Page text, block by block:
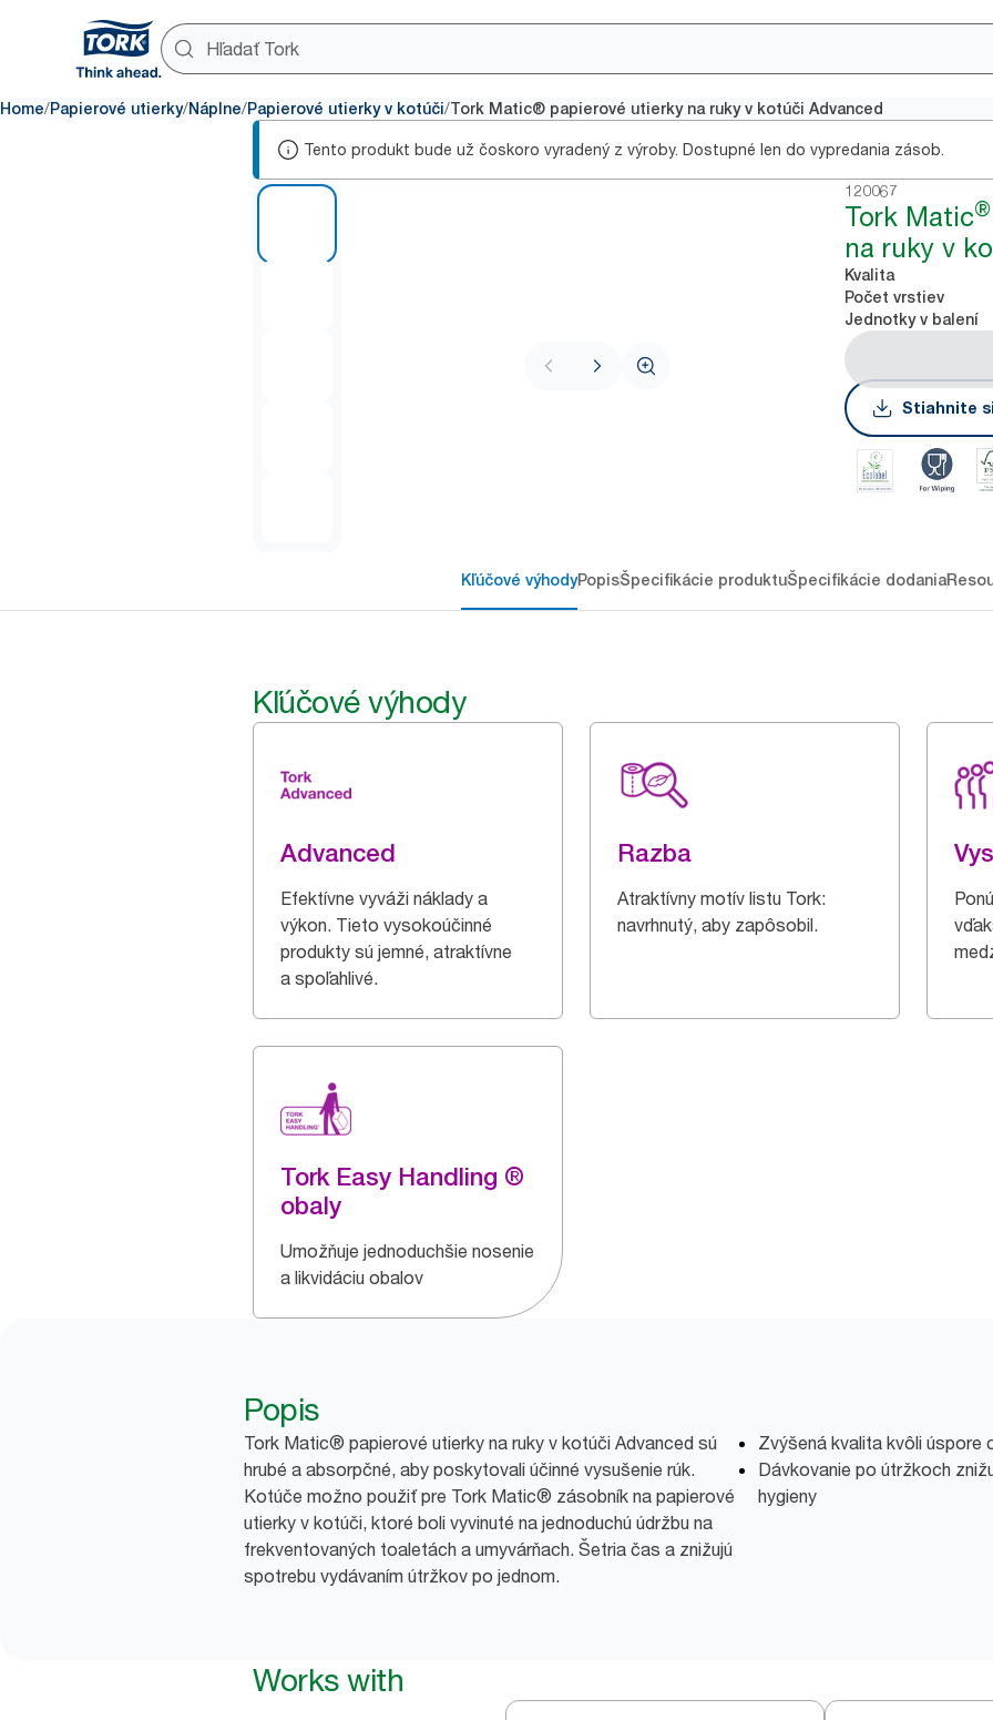
Home/Papierové utierky/Náplne/Papierové utierky v kotúči/Tork Matic® papierové utierky na ruky v kotúči Advanced
Tento produkt bude už čoskoro vyradený z výroby. Dostupné len do vypredania zásob.
120067
Tork Matic®
na ruky v
Kvalita
Počet vrstiev
Jednotky v balení
Stiahnite
Kľúčové výhodyPopisŠpecifikácie produktuŠpecifikácie dodania
Kľúčové výhody
Advanced
Efektívne vyváži náklady a
výkon. Tieto vysokoúčinné
produkty sú jemné, atraktívne
a spoľahlivé.
Razba
Atraktívny motív listu Tork:
navrhnutý, aby zapôsobil.
Tork Easy Handling ®
obaly
Umožňuje jednoduchšie nosenie
a likvidáciu obalov
Popis
Tork Matic® papierové utierky na ruky v kotúči Advanced sú
hrubé a absorpčné, aby poskytovali účinné vysušenie rúk.
Kotúče možno použiť pre Tork Matic® zásobník na papierové
utierky v kotúči, ktoré boli vyvinuté na jednoduchú údržbu na
frekventovaných toaletách a umyvárňach. Šetria čas a znižujú
spotrebu vydávaním útržkov po jednom.
Zvýšená kvalita kvôli úspore
Dávkovanie po útržkoch
hygieny
Works with